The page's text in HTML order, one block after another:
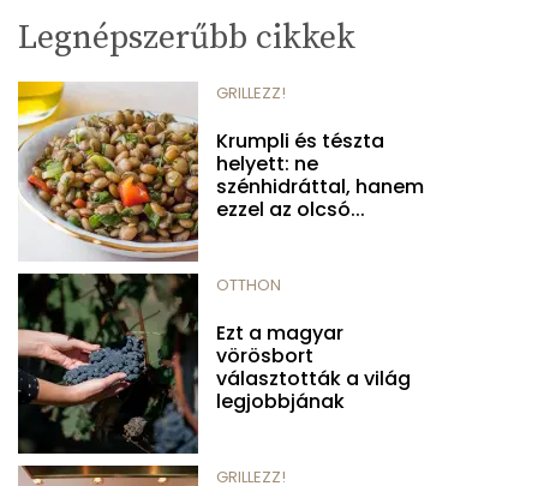
Legnépszerűbb cikkek
GRILLEZZ!
Krumpli és tészta
helyett: ne
szénhidráttal, hanem
ezzel az olcsó...
OTTHON
Ezt a magyar
vörösbort
választották a világ
legjobbjának
GRILLEZZ!